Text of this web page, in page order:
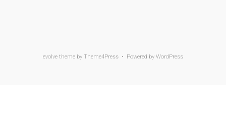
evolve theme by Theme4Press • Powered by WordPress